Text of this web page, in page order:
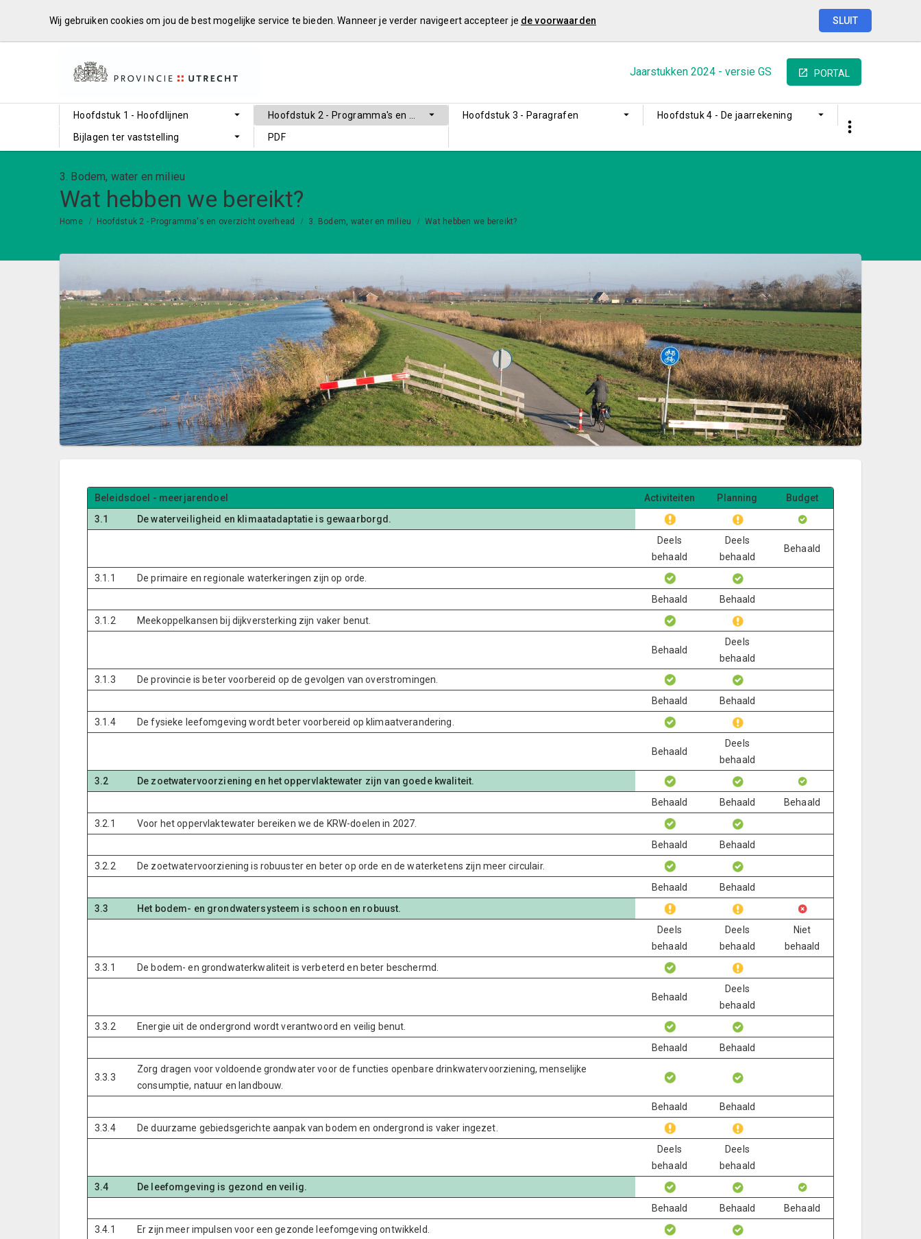
Wij gebruiken cookies om jou de best mogelijke service te bieden. Wanneer je verder navigeert accepteer je de voorwaarden SLUIT
Jaarstukken 2024 - versie GS PORTAL
Hoofdstuk 1 - Hoofdlijnen Hoofdstuk 2 - Programma's en overzicht overheadHoofdstuk 3 - Paragrafen
Hoofdstuk 4 - De jaarrekening
Bijlagen ter vaststelling
PDF
3. Bodem, water en milieu
Wat hebben we bereikt?
Home Hoofdstuk 2 - Programma's en overzicht overhead 3. Bodem, water en milieu Wat hebben we bereikt?
Beleidsdoel - meerjarendoel Activiteiten Planning
Budget
3.1
De waterveiligheid en klimaatadaptatie is gewaarborgd.
Deels
behaald
Deels
behaald
Behaald
3.1.1
De primaire en regionale waterkeringen zijn op orde.
Behaald
Behaald
3.1.2
Meekoppelkansen bij dijkversterking zijn vaker benut.
Behaald
Deels
behaald
3.1.3
De provincie is beter voorbereid op de gevolgen van overstromingen.
Behaald
Behaald
3.1.4
De fysieke leefomgeving wordt beter voorbereid op klimaatverandering.
Behaald
Deels
behaald
3.2
De zoetwatervoorziening en het oppervlaktewater zijn van goede kwaliteit.
Behaald
Behaald
Behaald
3.2.1
Voor het oppervlaktewater bereiken we de KRW-doelen in 2027.
Behaald
Behaald
3.2.2
De zoetwatervoorziening is robuuster en beter op orde en de waterketens zijn meer circulair.
Behaald
Behaald
3.3
Het bodem- en grondwatersysteem is schoon en robuust.
Deels
behaald
Deels
behaald
Niet
behaald
3.3.1
De bodem- en grondwaterkwaliteit is verbeterd en beter beschermd.
Behaald
Deels
behaald
3.3.2
Energie uit de ondergrond wordt verantwoord en veilig benut.
Behaald
Behaald
3.3.3
Zorg dragen voor voldoende grondwater voor de functies openbare drinkwatervoorziening, menselijke
consumptie, natuur en landbouw.
Behaald
Behaald
3.3.4
De duurzame gebiedsgerichte aanpak van bodem en ondergrond is vaker ingezet.
Deels
behaald
Deels
behaald
3.4
De leefomgeving is gezond en veilig.
Behaald
Behaald
Behaald
3.4.1
Er zijn meer impulsen voor een gezonde leefomgeving ontwikkeld.